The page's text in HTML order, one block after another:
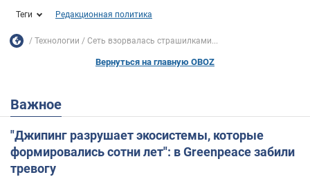
Теги Редакционная политика
Технологии Сеть взорвалась страшилками...
Вернуться на главную OBOZ
Важное
"Джипинг разрушает экосистемы, которые
формировались сотни лет": в Greenpeace забили
тревогу